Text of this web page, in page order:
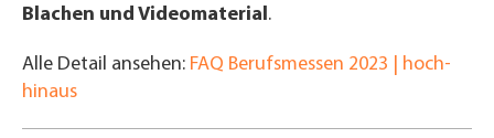
Blachen und Videomaterial.
Alle Detail ansehen: FAQ Berufsmessen 2023 | hoch-
hinaus